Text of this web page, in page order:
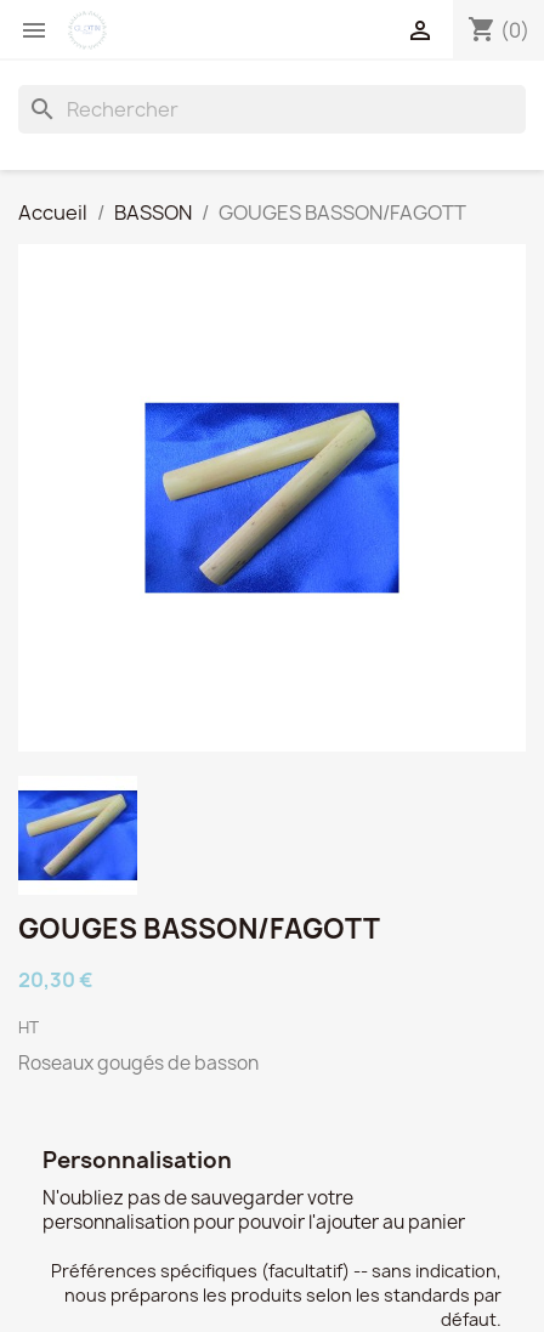
 shopping_cart (0)

search
Accueil BASSON GOUGES BASSON/FAGOTT
GOUGES BASSON/FAGOTT
20,30 €
HT
Roseaux gougés de basson
Personnalisation
N'oubliez pas de sauvegarder votre
personnalisation pour pouvoir l'ajouter au panier
Préférences spécifiques (facultatif) -- sans indication,
nous préparons les produits selon les standards par
défaut.